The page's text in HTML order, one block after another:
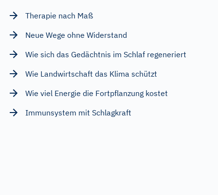
Therapie nach Maß
Neue Wege ohne Widerstand
Wie sich das Gedächtnis im Schlaf regeneriert
Wie Landwirtschaft das Klima schützt
Wie viel Energie die Fortpflanzung kostet
Immunsystem mit Schlagkraft